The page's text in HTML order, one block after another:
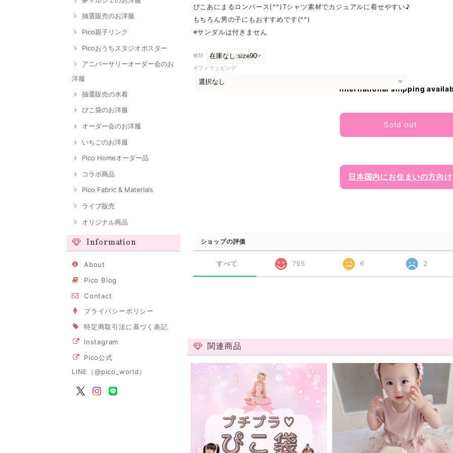
抽選販売のお洋服
Pico親子リンク
Picoおうちスタジオポスター
アニバーサリーオーダー会のお
洋服
抽選販売の水着
ぴこ袋のお洋服
オーダー会のお洋服
いちごのお洋服
Pico Homeオーダー品
コラボ商品
Pico Fabric & Materials
ライブ販売
オリジナル商品
Information
About
Pico Blog
Contact
プライバシーポリシー
特定商取引法に基づく表記
Instagram
Pico公式
LINE（@pico_world）
ぴこあにまるロンパース(^^)Tシャツ素材でカジュアルに着せやすい♪
もちろん男の子にもおすすめです(^^)
※サンダルは付きません
種類
ギフトラッピング
International shipping
Sold out
日本国内にお住まいの方向け
ショップの評価
すべて 795 6 2
関連商品